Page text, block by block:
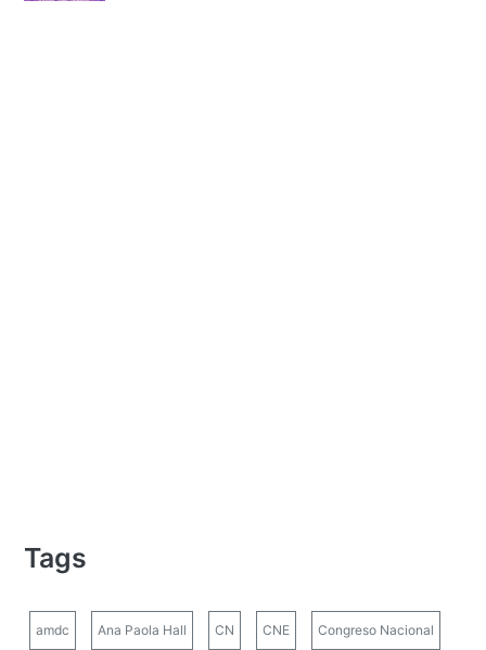
Tags
amdc Ana Paola Hall CN CNE Congreso Nacional